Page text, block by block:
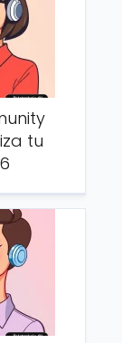
tu